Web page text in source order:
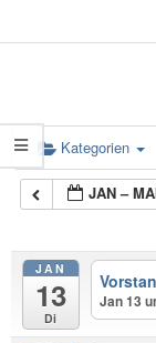
Kategorien
JAN –
JAN
13
Di
Jan 13